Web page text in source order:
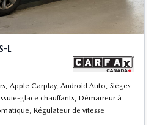
L
Apple Carplay, Android Auto, Sièges
glace chauffants, Démarreur à
Régulateur de vitesse